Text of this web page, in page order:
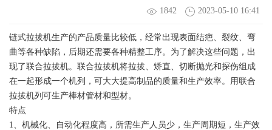
1842 2023-05-10 16:41
链式拉拔机生产的产品质量比较低，经常出现表面结疤、裂纹、弯
曲等各种缺陷，后期还需要各种精整工序。为了解决这些问题，出
现了联合拉拔机。联合拉拔机将拉拔、矫直、切断抛光和探伤组成
在一起形成一个机列，可大大提高制品的质量和生产效率。用联合
拉拔机列可生产棒材管材和型材。
特点
1、机械化、自动化程度高，所需生产人员少，生产周期短，生产效